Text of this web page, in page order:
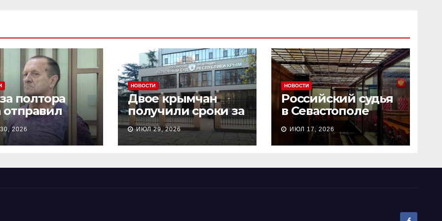
полтора
отправил
из
в
на 18 лет
2026
НОВОСТИ
Двое крымчан
получили сроки за
то, что являлись
«противниками
СВО»
ИЮЛ 29, 2026
НОВОСТИ
Российский судья
в Севастополе
рассмотрел дело о
пособничестве
госизмене за 2
ИЮЛ 17, 2026